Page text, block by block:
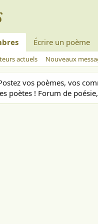
Écrire un poème
actuels Nouveaux
vos poèmes, vos
poètes ! Forum de